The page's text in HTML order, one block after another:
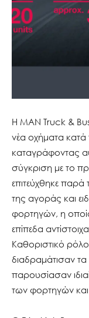
Η MAN Truck &
νέα οχήματα κατά
καταγράφοντας
σύγκριση με το
επιτεύχθηκε παρά
της αγοράς και
φορτηγών, η
επίπεδα
Καθοριστικό
διαδραμάτισαν
παρουσίασαν
των φορτηγών